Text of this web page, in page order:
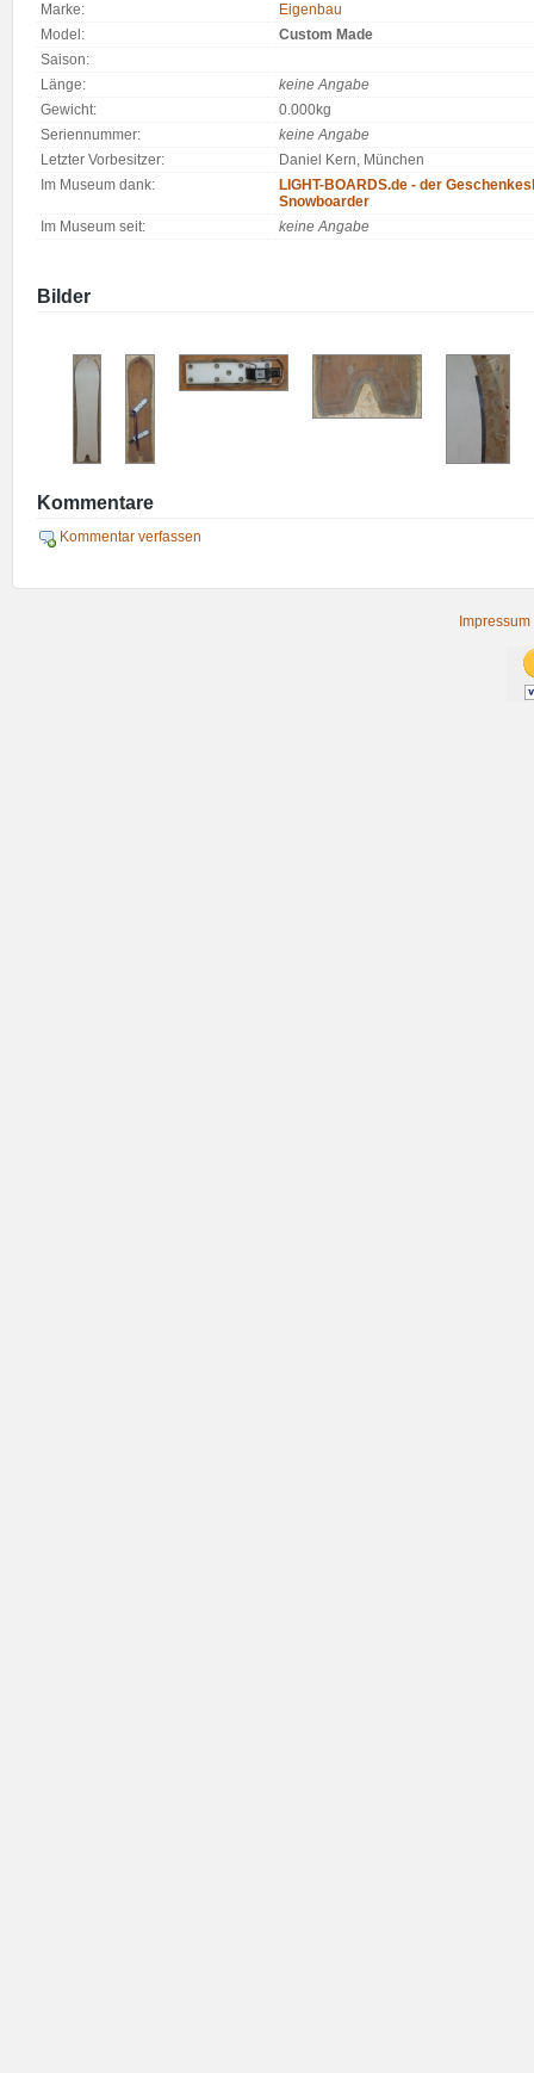
Marke:
Eigenbau
Model:
Custom Made
Saison:
Länge:
keine Angabe
Gewicht:
0.000kg
Seriennummer:
keine Angabe
Letzter Vorbesitzer:
Daniel Kern, München
Im Museum dank:
LIGHT-BOARDS.de - der
Snowboarder
Im Museum seit:
keine Angabe
Bilder
Kommentare
Kommentar verfassen
Impressum